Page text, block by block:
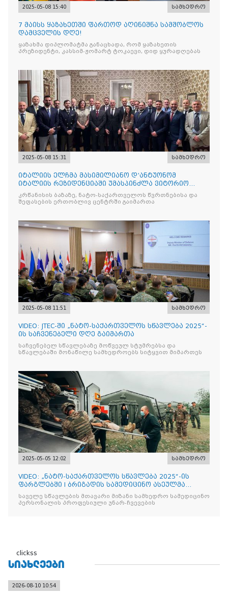
2025-05-08 15:40 სამხედრო
7 მაისს ყაზახეთში ფართოდ აღინიშნა სამშობლოს
დამცველის დღე!
ყაზახმა დიპლომატმა განაცხადა, რომ ყაზახეთის
პრეზიდენტი, კასსიმ-ჟომარტ ტოკაევი, დიდ ყურადღებას
2025-05-08 15:31 სამხედრო
იტალიის ელჩმა მასიმილიანო დ’ანტუონომ
იტალიის რეზიდენციაში უმასპინძლა ვიტორიო
ვენეტოს სახ. დივიზიის ს
კრწანისის ბაზაზე, ნატო-საქართველოს წვრთნებისა და
შეფასების ერთობლივ ცენტრში გაიმართა
2025-05-08 11:51 სამხედრო
VIDEO: JTEC-ში „ნატო-საქართველოს სწავლება 2025“-
ის საჩვენებელი დღე გაიმართა
საჩვენებელ სწავლებაზე მოწვეულ სტუმრებსა და
სწავლებაში მონაწილე სამხედროებს სიტყვით მიმართეს
2025-05-05 12:02 სამხედრო
VIDEO: „ნატო-საქართველოს სწავლება 2025“-ის
ფარგლებში I ბრიგადის სამედიცინო ასეულმა
საველე ჰოსპიტალის
საველე სწავლების მთავარი მიზანი სამხედრო სამედიცინო
პერსონალის პროფესიული უნარ-ჩვევების
clickss
ᲡᲘᲐᲮᲚᲔᲔᲑᲘ
2026-08-10 10:54